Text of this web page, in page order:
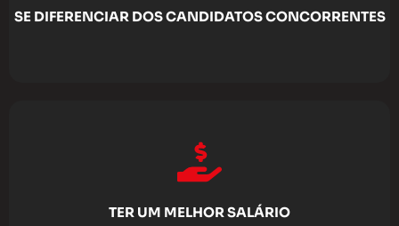
SE DIFERENCIAR DOS CANDIDATOS CONCORRENTES
TER UM MELHOR SALÁRIO